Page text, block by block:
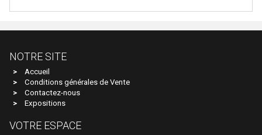
EKO
ELEC-TRAINS INTERNATIONAL
Elec-Trains International- MMRG
NOTRE SITE
Accueil
Conditions générales de Vente
Contactez-nous
Expositions
VOTRE ESPACE